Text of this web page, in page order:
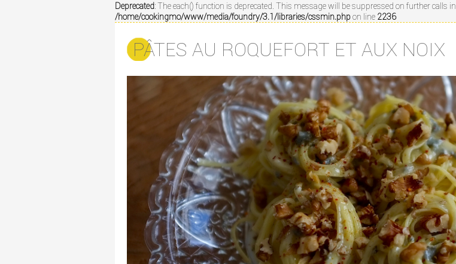
Deprecated: The each() function is deprecated. This message will be suppressed on further calls in
/home/cookingmo/www/media/foundry/3.1/libraries/cssmin.phpon line 2236
PÂTES AU ROQUEFORT ET AUX NOIX